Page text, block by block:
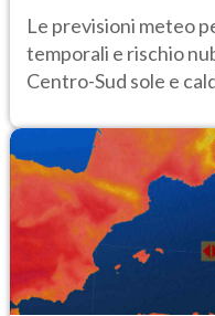
Le previsioni meteo
temporali e rischio
Centro-Sud sole e